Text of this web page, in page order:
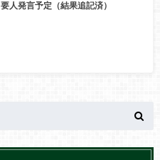
要人発言予定（結果追記済）